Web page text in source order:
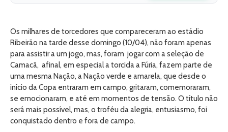
Os milhares de torcedores que compareceram ao estádio
Ribeirão na tarde desse domingo (10/04), não foram apenas
para assistir a um jogo, mas, foram jogar com a seleção de
Camacã, afinal, em especial a torcida a Fúria, fazem parte de
uma mesma Nação, a Nação verde e amarela, que desde o
início da Copa entraram em campo, gritaram, comemoraram,
se emocionaram, e até em momentos de tensão. O título não
será mais possível, mas, o troféu da alegria, entusiasmo, foi
conquistado dentro e fora de campo.